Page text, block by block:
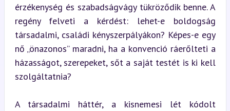
érzékenység és szabadságvágy tükröződik benne. A
regény felveti a kérdést: lehet-e boldogság
társadalmi, családi kényszerpályákon? Képes-e egy
nő „önazonos” maradni, ha a konvenció ráerőlteti a
házasságot, szerepeket, sőt a saját testét is ki kell
szolgáltatnia?
A társadalmi háttér, a kisnemesi lét kódolt